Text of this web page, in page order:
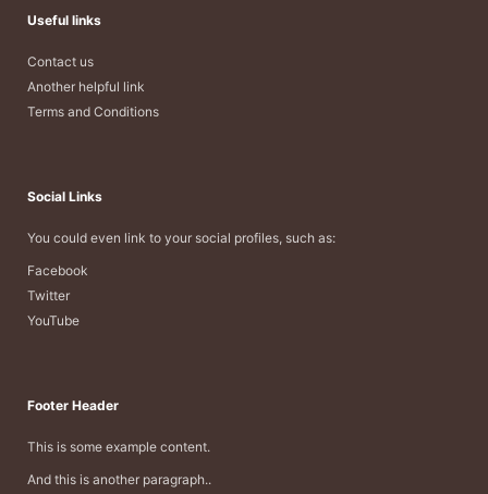
Useful links
Contact us
Another helpful link
Terms and Conditions
Social Links
You could even link to your social profiles, such as:
Facebook
Twitter
YouTube
Footer Header
This is some example content.
And this is another paragraph..